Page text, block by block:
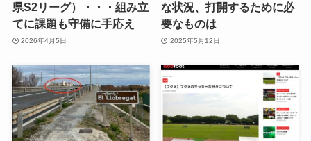
県S2リーグ）・・・組み立
てに課題も守備に手応え
2026年4月5日
な状況、打開するために必
要なものは
2025年5月12日